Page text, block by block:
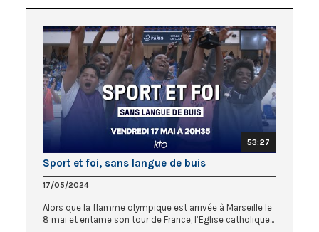
53:27
Sport et foi, sans langue de buis
17/05/2024
Alors que la flamme olympique est arrivée à Marseille le
8 mai et entame son tour de France, l’Eglise catholique...